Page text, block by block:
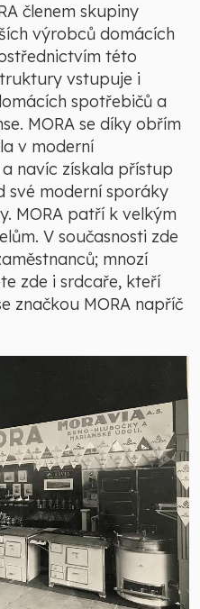
členem skupiny
výrobců domácích
této
vstupuje i
spotřebičů a
MORA se díky obřím
v moderní
navíc získala přístup
své moderní sporáky
MORA patří k velkým
V současnosti zde
mnozí
zde i srdcaře, kteří
značkou MORA napříč